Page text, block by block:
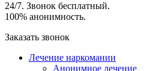
24/7. Звонок бесплатный.
100% анонимность.
Заказать звонок
Лечение наркомании
Анонимное лечение